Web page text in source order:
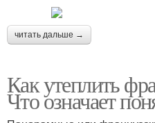
читать дальше →
Как утеплить
Что означает